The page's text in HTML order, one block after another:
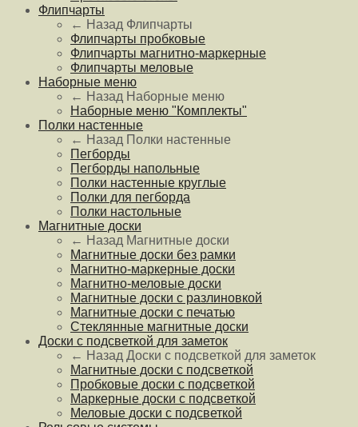
Флипчарты
← Назад Флипчарты
Флипчарты пробковые
Флипчарты магнитно-маркерные
Флипчарты меловые
Наборные меню
← Назад Наборные меню
Наборные меню "Комплекты"
Полки настенные
← Назад Полки настенные
Пегборды
Пегборды напольные
Полки настенные круглые
Полки для пегборда
Полки настольные
Магнитные доски
← Назад Магнитные доски
Магнитные доски без рамки
Магнитно-маркерные доски
Магнитно-меловые доски
Магнитные доски с разлиновкой
Магнитные доски с печатью
Стеклянные магнитные доски
Доски с подсветкой для заметок
← Назад Доски с подсветкой для заметок
Магнитные доски с подсветкой
Пробковые доски с подсветкой
Маркерные доски с подсветкой
Меловые доски с подсветкой